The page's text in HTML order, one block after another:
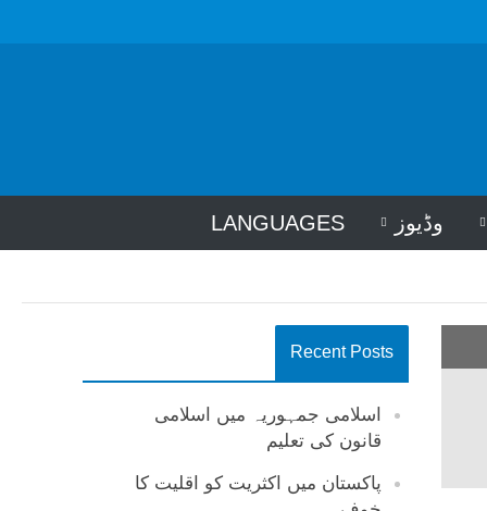
وڈیوز LANGUAGES
Recent Posts
اسلامی جمہوریہ میں اسلامی
قانون کی تعلیم
پاکستان میں اکثریت کو اقلیت کا